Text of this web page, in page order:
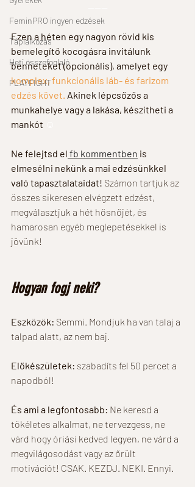
FeminPRO ingyen edzések
Táplálkozás
Heti összefoglaló
PLAYFIGHT
Ezen a héten egy nagyon rövid kis
bemelegítő kocogásra invitálunk
benneteket (opcionális), amelyet egy
komplex, funkcionális láb- és farizom
edzés követ. Akinek lépcsőzős a
munkahelye vagy a lakása, készítheti a
mankót
Ne felejtsd el fb kommentben is
elmesélni nekünk a mai edzésünkkel
való tapasztalataidat! Számon tartjuk az
összes sikeresen elvégzett edzést,
megválasztjuk a hét hősnőjét, és
hamarosan egyéb meglepetésekkel is
jövünk!
Hogyan fogj neki?
Eszközök: Semmi. Mondjuk ha van talaj a
talpad alatt, az nem baj.
Előkészületek: szabadíts fel 50 percet a
napodból!
És ami a legfontosabb: Ne keresd a
tökéletes alkalmat, ne tervezgess, ne
várd hogy óriási kedved legyen, ne várd a
megvilágosodást vagy az őrült
motivációt! CSAK. KEZDJ. NEKI. Ennyi.